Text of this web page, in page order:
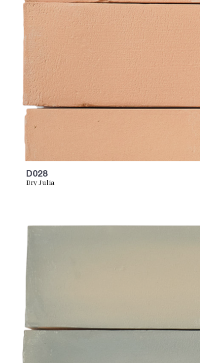
D028
Dry Julia